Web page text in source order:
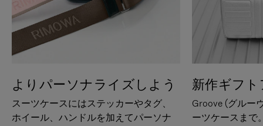
よりパーソナライズしよう
スーツケースにはステッカーやタグ、
ホイール、ハンドルを加えてパーソナ
新作ギフ
Groove (グルー
ーツケースまで